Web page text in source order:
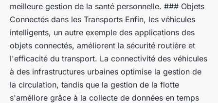
meilleure gestion de la santé personnelle. ### Objets
Connectés dans les Transports Enfin, les véhicules
intelligents, un autre exemple des applications des
objets connectés, améliorent la sécurité routière et
l'efficacité du transport. La connectivité des véhicules
à des infrastructures urbaines optimise la gestion de
la circulation, tandis que la gestion de la flotte
s'améliore grâce à la collecte de données en temps